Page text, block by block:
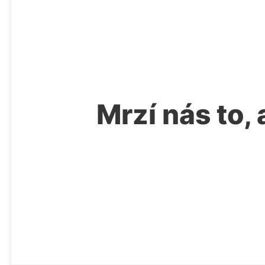
Mrzí nás to,